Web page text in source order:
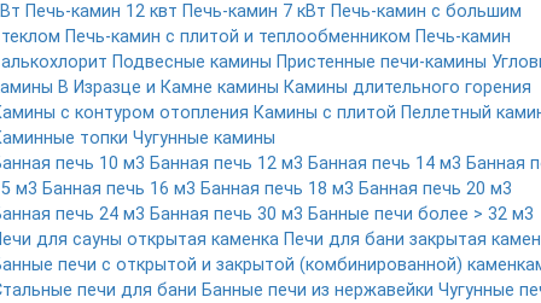
Печь-камин 12 квт Печь-камин 7 кВт Печь-камин с большим
Печь-камин с плитой и теплообменником Печь-камин
Подвесные камины Пристенные печи-камины
В Изразце и Камне камины Камины длительного горения
с контуром отопления Камины с плитой Пеллетный
топки Чугунные камины
печь 10 м3 Банная печь 12 м3 Банная печь 14 м3 Банная
м3 Банная печь 16 м3 Банная печь 18 м3 Банная печь 20 м3
печь 24 м3 Банная печь 30 м3 Банные печи более > 32 м3
для сауны открытая каменка Печи для бани закрытая
печи с открытой и закрытой (комбинированной)
печи для бани Банные печи из нержавейки Чугунные